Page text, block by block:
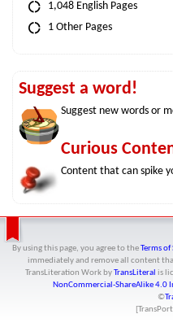
1,048 English Pages
1 Other Pages
Suggest a word!
Suggest new words or
Curious
Content that can spike
By using this page, you agree to the Terms
immediately and remove all content
TransLiteration Workby TransLiteral is
NonCommercial-ShareAlike 4.0
©